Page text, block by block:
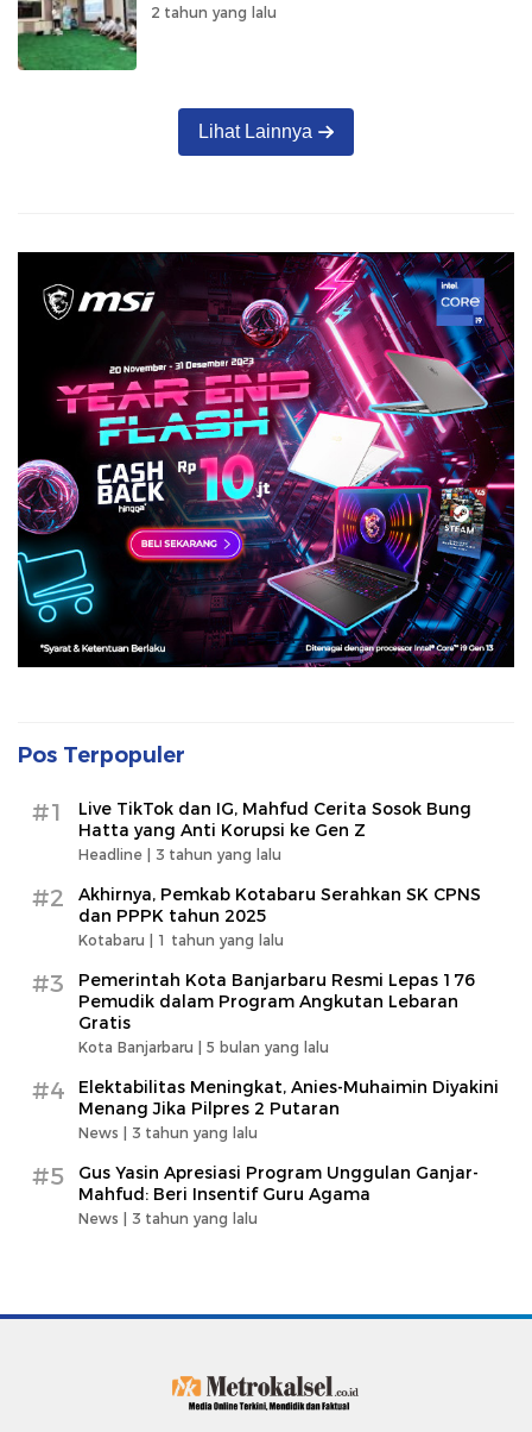
2 tahun yang lalu
Lihat Lainnya
Pos Terpopuler
#1
Live TikTok dan IG, Mahfud Cerita Sosok Bung
Hatta yang Anti Korupsi ke Gen Z
Headline | 3 tahun yang lalu
#2
Akhirnya, Pemkab Kotabaru Serahkan SK CPNS
dan PPPK tahun 2025
Kotabaru | 1 tahun yang lalu
#3
Pemerintah Kota Banjarbaru Resmi Lepas 176
Pemudik dalam Program Angkutan Lebaran
Gratis
Kota Banjarbaru | 5 bulan yang lalu
#4
Elektabilitas Meningkat, Anies-Muhaimin Diyakini
Menang Jika Pilpres 2 Putaran
News | 3 tahun yang lalu
#5
Gus Yasin Apresiasi Program Unggulan Ganjar-
Mahfud: Beri Insentif Guru Agama
News | 3 tahun yang lalu